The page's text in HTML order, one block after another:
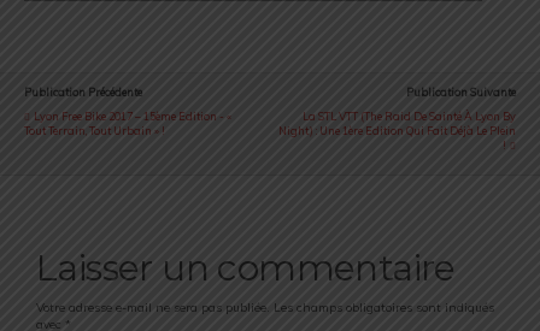
Publication Précédente
Lyon Free Bike 2017 – 15ème Edition - «
Tout Terrain, Tout Urbain » !
Publication Suivante
La STL VTT (The Raid De Sainté À Lyon By
Night) : Une 1ère Edition Qui Fait Déjà Le Plein
!
Laisser un commentaire
Votre adresse e-mail ne sera pas publiée. Les champs obligatoires sont indiqués
avec *